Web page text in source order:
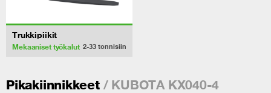
Trukkipiikit
Mekaaniset työkalut 2-33 tonnisiin
Pikakiinnikkeet/ KUBOTA KX040-4